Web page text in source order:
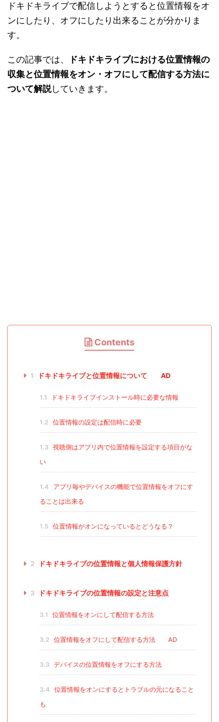
ドキドキライブで配信しようとすると位置情報をオ
ンにしたり、オフにしたり出来ることが分かりま
す。
この記事では、
ドキドキライブにおける位置情報の
収集と位置情報をオン・オフにして配信する方法に
ついて解説していきます。
Contents
1 ドキドキライブと位置情報について AD
1.1 ドキドキライブインストール時に必要な情報
1.2 位置情報の設定は配信時に必要
1.3
視聴側はアプリ内で位置情報を設定する項目がな
い
1.4
アプリ毎やデバイスの機能で位置情報をオフにす
ることは出来る
1.5 位置情報がオンになっているとどうなる？
2 ドキドキライブの位置情報と個人情報保護方針
3 ドキドキライブの位置情報の設定と注意点
3.1 位置情報をオンにして配信する方法
3.2 位置情報をオフにして配信する方法 AD
3.3 デバイスの位置情報をオフにする方法
3.4
位置情報をオンにするとトラブルの元になること
も